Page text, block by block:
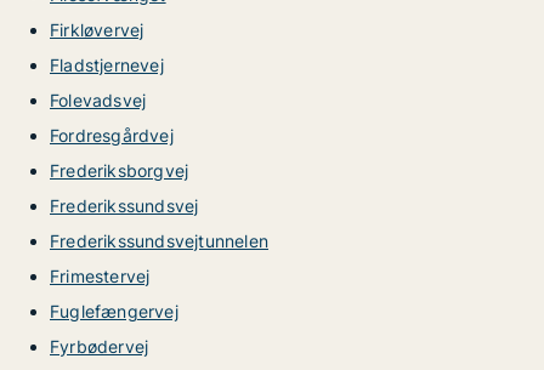
Firkløvervej
Fladstjernevej
Folevadsvej
Fordresgårdvej
Frederiksborgvej
Frederikssundsvej
Frederikssundsvejtunnelen
Frimestervej
Fuglefængervej
Fyrbødervej